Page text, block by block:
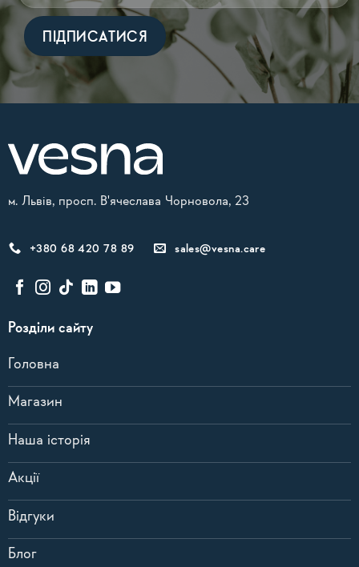
Alternative:
м. Львів, просп. В'ячеслава Чорновола, 23
+380 68 420 78 89 sales@vesna.care
Розділи сайту
Головна
Магазин
Наша історія
Акції
Відгуки
Блог